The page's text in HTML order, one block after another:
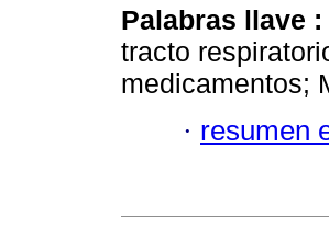
Palabras llave :
tracto
medicamentos;
· resumen